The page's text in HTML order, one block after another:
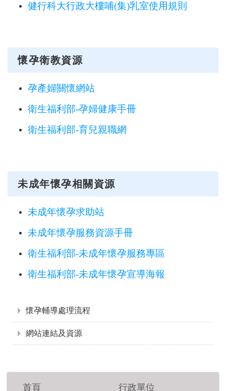
健行科大行政大樓哺(集)乳室使用規則
懷孕衛教資源
孕產婦關懷網站
衛生福利部-孕婦健康手冊
衛生福利部-育兒親職網
未成年懷孕相關資源
未成年懷孕求助站
未成年懷孕服務資源手冊
衛生福利部-未成年懷孕服務專區
衛生福利部-未成年懷孕宣導海報
懷孕輔導處理流程
網站連結及資源
首頁 行政單位